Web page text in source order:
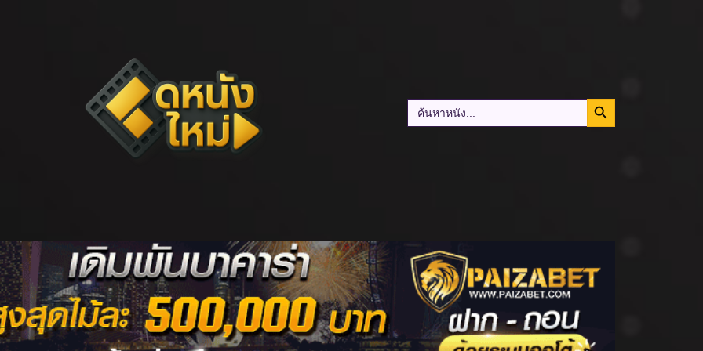
Search
for:
Search Button